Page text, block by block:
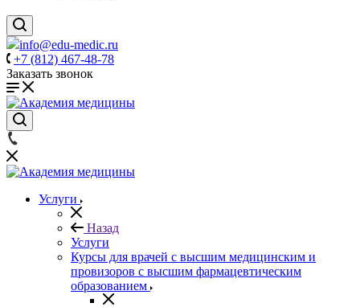
info@edu-medic.ru
+7 (812) 467-48-78
Заказать звонок
Услуги
Назад
Услуги
Курсы для врачей с высшим медицинским и
провизоров с высшим фармацевтическим
образованием